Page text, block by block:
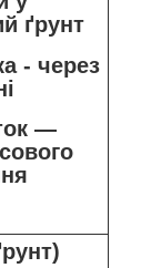
ґрунт
- через
—